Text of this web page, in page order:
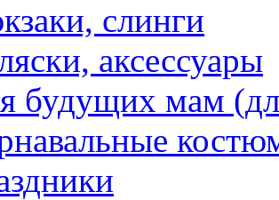
слинги
аксессуары
будущих мам